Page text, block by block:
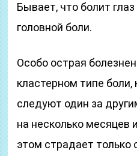
Бывает, что болит
головной боли.
Особо острая
кластерном типе боли,
следуют один за
на несколько месяцев
этом страдает только